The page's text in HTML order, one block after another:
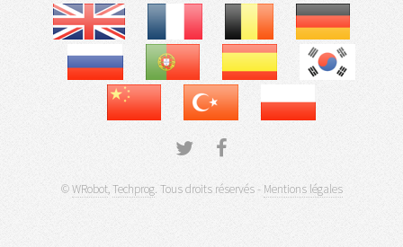
©WRobot,Techprog. Tous droits réservés - Mentions légales